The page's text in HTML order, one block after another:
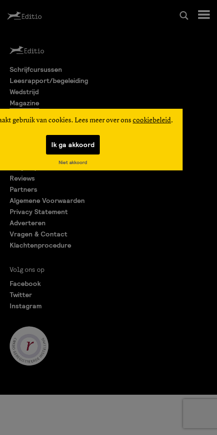
Leesrapport/begeleiding
Wedstrijd
Editio Producties
gebruik van cookies. Lees meer over ons cookiebeleid.
Ik ga akkoord
Niet akkoord
Schrijfcursussen
Leesrapport/begeleiding
Wedstrijd
Magazine
Reviews
Partners
Algemene Voorwaarden
Privacy Statement
Adverteren
Vragen & Contact
Klachtenprocedure
Volg ons op
Facebook
Twitter
Instagram